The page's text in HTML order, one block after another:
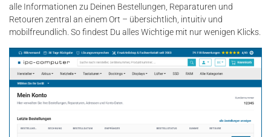
alle Informationen zu Deinen Bestellungen, Reparaturen und
Retouren zentral an einem Ort – übersichtlich, intuitiv und
mobilfreundlich. So findest Du alles Wichtige mit nur wenigen Klicks.